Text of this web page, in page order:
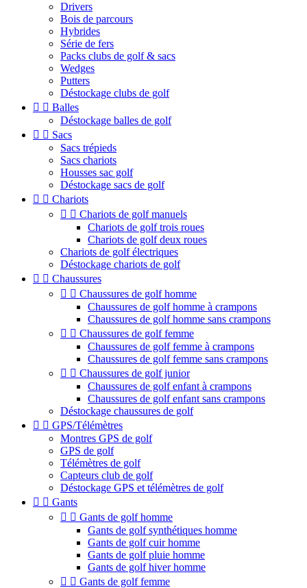
Drivers
Bois de parcours
Hybrides
Série de fers
Packs clubs de golf & sacs
Wedges
Putters
Déstockage clubs de golf
  Balles
Déstockage balles de golf
  Sacs
Sacs trépieds
Sacs chariots
Housses sac golf
Déstockage sacs de golf
  Chariots
  Chariots de golf manuels
Chariots de golf trois roues
Chariots de golf deux roues
Chariots de golf électriques
Déstockage chariots de golf
  Chaussures
  Chaussures de golf homme
Chaussures de golf homme à crampons
Chaussures de golf homme sans crampons
  Chaussures de golf femme
Chaussures de golf femme à crampons
Chaussures de golf femme sans crampons
  Chaussures de golf junior
Chaussures de golf enfant à crampons
Chaussures de golf enfant sans crampons
Déstockage chaussures de golf
  GPS/Télémètres
Montres GPS de golf
GPS de golf
Télémètres de golf
Capteurs club de golf
Déstockage GPS et télémètres de golf
  Gants
  Gants de golf homme
Gants de golf synthétiques homme
Gants de golf cuir homme
Gants de golf pluie homme
Gants de golf hiver homme
  Gants de golf femme